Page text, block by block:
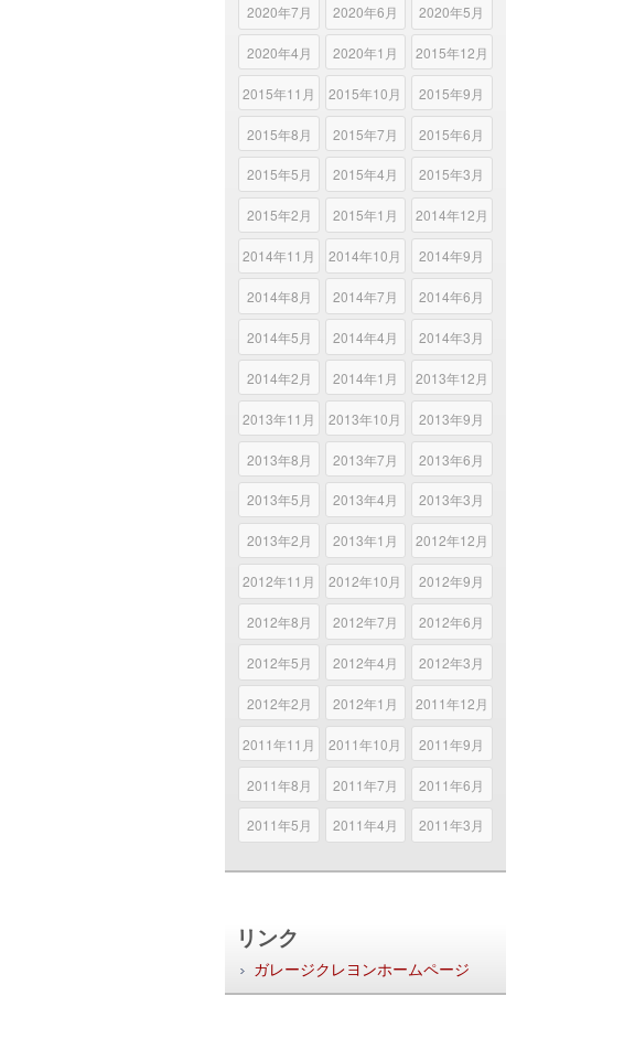
2020年7月 2020年6月 2020年5月
2020年4月 2020年1月 2015年12月
2015年11月 2015年10月 2015年9月
2015年8月 2015年7月 2015年6月
2015年5月 2015年4月 2015年3月
2015年2月 2015年1月 2014年12月
2014年11月 2014年10月 2014年9月
2014年8月 2014年7月 2014年6月
2014年5月 2014年4月 2014年3月
2014年2月 2014年1月 2013年12月
2013年11月 2013年10月 2013年9月
2013年8月 2013年7月 2013年6月
2013年5月 2013年4月 2013年3月
2013年2月 2013年1月 2012年12月
2012年11月 2012年10月 2012年9月
2012年8月 2012年7月 2012年6月
2012年5月 2012年4月 2012年3月
2012年2月 2012年1月 2011年12月
2011年11月 2011年10月 2011年9月
2011年8月 2011年7月 2011年6月
2011年5月 2011年4月 2011年3月
リンク
ガレージクレヨンホームページ